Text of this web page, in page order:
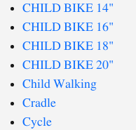
CHILD BIKE 14"
CHILD BIKE 16"
CHILD BIKE 18"
CHILD BIKE 20"
Child Walking
Cradle
Cycle